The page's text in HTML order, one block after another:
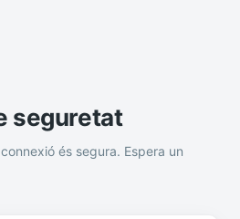
seguretat
és segura. Espera un